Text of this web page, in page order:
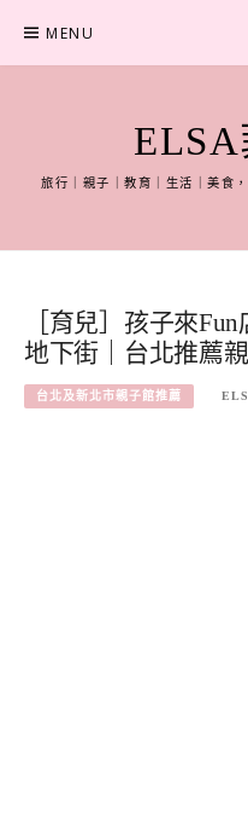
content
MENU
旅行｜親子｜教育｜生活｜美食
［育兒］孩子來
地下街｜台北推薦
台北及新北市親子館推薦